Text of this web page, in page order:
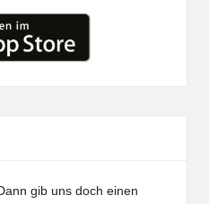
gib uns doch einen